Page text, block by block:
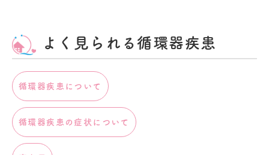
よく見られる循環器疾患
循環器疾患について
循環器疾患の症状について